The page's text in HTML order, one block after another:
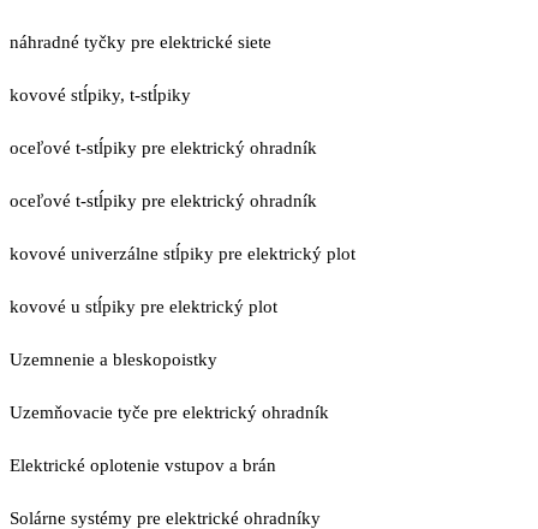
náhradné tyčky pre elektrické siete
kovové stĺpiky, t-stĺpiky
oceľové t-stĺpiky pre elektrický ohradník
oceľové t-stĺpiky pre elektrický ohradník
kovové univerzálne stĺpiky pre elektrický plot
kovové u stĺpiky pre elektrický plot
Uzemnenie a bleskopoistky
Uzemňovacie tyče pre elektrický ohradník
Elektrické oplotenie vstupov a brán
Solárne systémy pre elektrické ohradníky